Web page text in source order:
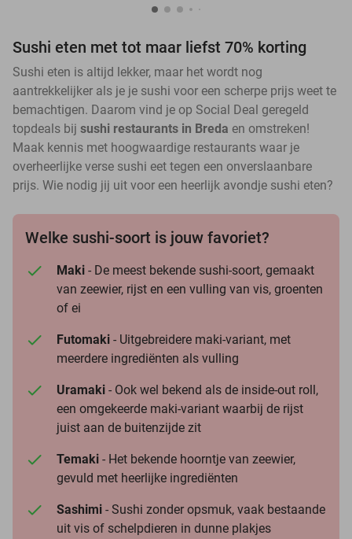
Sushi eten met tot maar liefst 70% korting
Sushi eten is altijd lekker, maar het wordt nog
aantrekkelijker als je je sushi voor een scherpe prijs weet te
bemachtigen. Daarom vind je op Social Deal geregeld
topdeals bij sushi restaurants in Breda en omstreken!
Maak kennis met hoogwaardige restaurants waar je
overheerlijke verse sushi eet tegen een onverslaanbare
prijs. Wie nodig jij uit voor een heerlijk avondje sushi eten?
Welke sushi-soort is jouw favoriet?
Maki - De meest bekende sushi-soort, gemaakt
van zeewier, rijst en een vulling van vis, groenten
of ei
Futomaki - Uitgebreidere maki-variant, met
meerdere ingrediënten als vulling
Uramaki - Ook wel bekend als de inside-out roll,
een omgekeerde maki-variant waarbij de rijst
juist aan de buitenzijde zit
Temaki - Het bekende hoorntje van zeewier,
gevuld met heerlijke ingrediënten
Sashimi - Sushi zonder opsmuk, vaak bestaande
uit vis of schelpdieren in dunne plakjes